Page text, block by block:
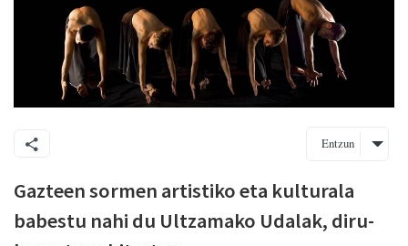
Entzun
Gazteen sormen artistiko eta kulturala
babestu nahi du Ultzamako Udalak, diru-